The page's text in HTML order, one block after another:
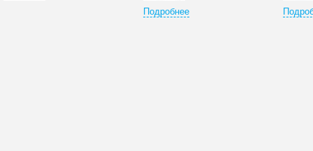
Подробнее